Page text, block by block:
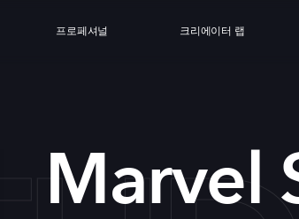
프로페셔널 크리에이터 랩
Marvel